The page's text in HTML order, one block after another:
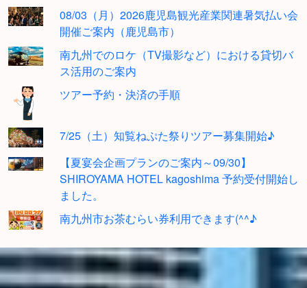
08/03（月）2026鹿児島観光産業関連暑気払い会
開催ご案内（鹿児島市）
南九州でのロケ（TV撮影など）における貸切バ
ス活用のご案内
ツアー予約・決済の手順
7/25（土）知覧ねぷた祭りツアー募集開始♪
【夏宴会企画プランのご案内～09/30】
SHIROYAMA HOTEL kagoshima 予約受付開始し
ました。
南九州市お茶むらい券利用できます(^^♪